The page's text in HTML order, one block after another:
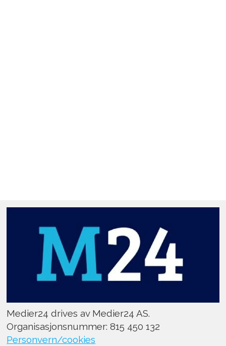
Medier24 drives av Medier24 AS.
Organisasjonsnummer: 815 450 132
Personvern/cookies